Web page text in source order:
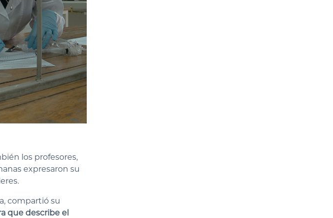
los profesores,
expresaron su
compartió su
que describe el